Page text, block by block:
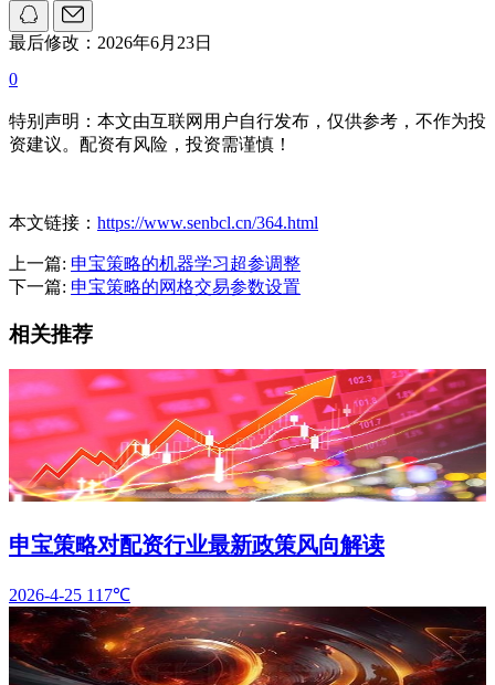
最后修改：2026年6月23日
0
特别声明：本文由互联网用户自行发布，仅供参考，不作为投
资建议。配资有风险，投资需谨慎！
本文链接： https://www.senbcl.cn/364.html
上一篇: 申宝策略的机器学习超参调整
下一篇: 申宝策略的网格交易参数设置
相关推荐
申宝策略对配资行业最新政策风向解读
2026-4-25 117℃